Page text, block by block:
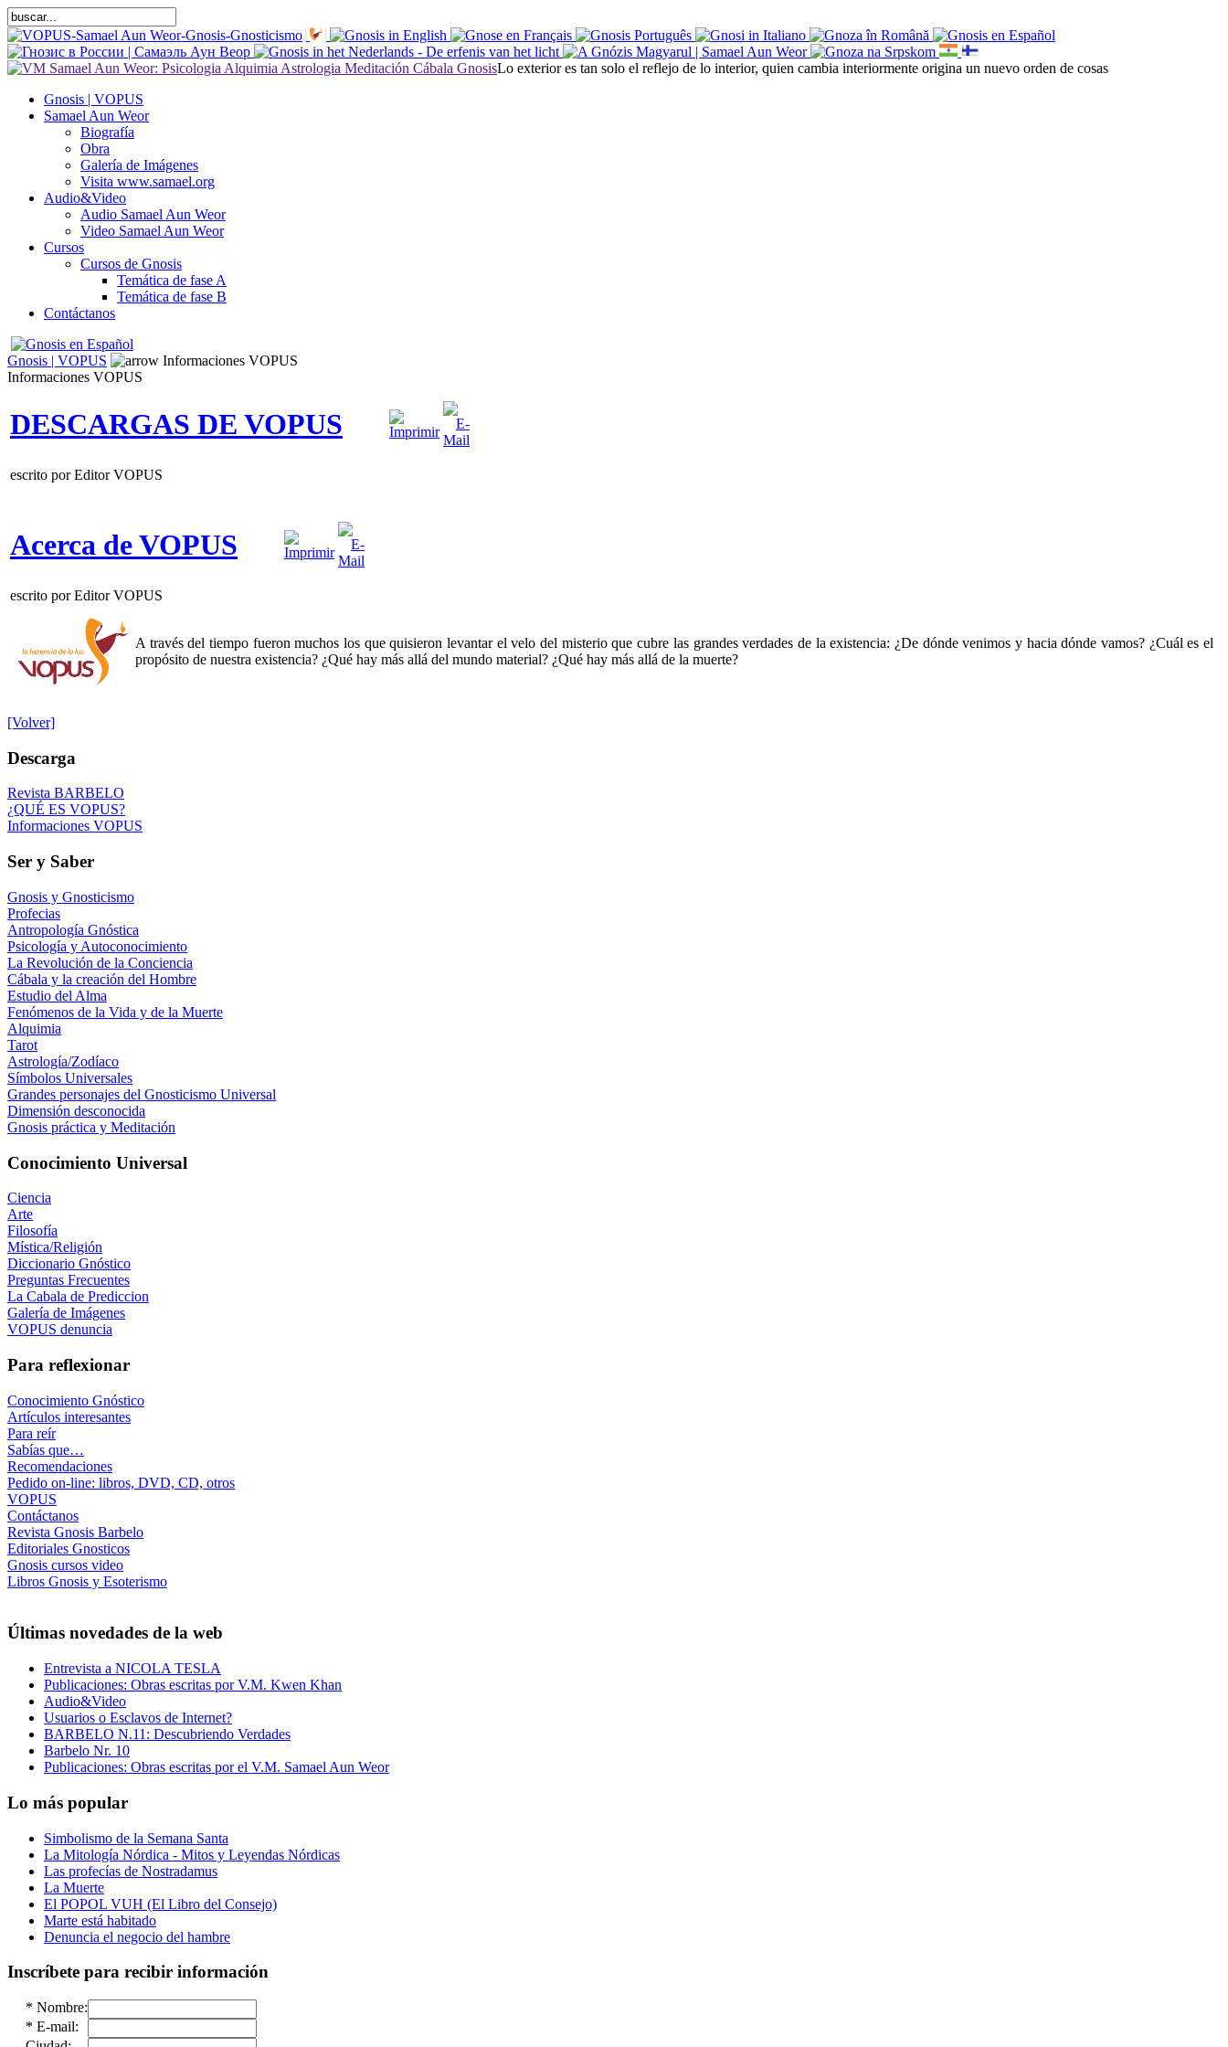
Lo exterior es tan solo el reflejo de lo interior, quien cambia interiormente origina un nuevo orden de cosas
Gnosis | VOPUS
Samael Aun Weor
Biografía
Obra
Galería de Imágenes
Visita www.samael.org
Audio&Video
Audio Samael Aun Weor
Video Samael Aun Weor
Cursos
Cursos de Gnosis
Temática de fase A
Temática de fase B
Contáctanos
Gnosis | VOPUS
Informaciones VOPUS
Informaciones VOPUS
DESCARGAS DE VOPUS
escrito por Editor VOPUS
Acerca de VOPUS
escrito por Editor VOPUS
A través del tiempo fueron muchos los que quisieron levantar el velo del misterio que cubre las grandes verdades de la existencia: ¿De dónde venimos y hacia dónde vamos? ¿Cuál es el
propósito de nuestra existencia? ¿Qué hay más allá del mundo material? ¿Qué hay más allá de la muerte?
[Volver]
Descarga
Revista BARBELO
¿QUÉ ES VOPUS?
Informaciones VOPUS
Ser y Saber
Gnosis y Gnosticismo
Profecias
Antropología Gnóstica
Psicología y Autoconocimiento
La Revolución de la Conciencia
Cábala y la creación del Hombre
Estudio del Alma
Fenómenos de la Vida y de la Muerte
Alquimia
Tarot
Astrología/Zodíaco
Símbolos Universales
Grandes personajes del Gnosticismo Universal
Dimensión desconocida
Gnosis práctica y Meditación
Conocimiento Universal
Ciencia
Arte
Filosofía
Mística/Religión
Diccionario Gnóstico
Preguntas Frecuentes
La Cabala de Prediccion
Galería de Imágenes
VOPUS denuncia
Para reflexionar
Conocimiento Gnóstico
Artículos interesantes
Para reír
Sabías que…
Recomendaciones
Pedido on-line: libros, DVD, CD, otros
VOPUS
Contáctanos
Revista Gnosis Barbelo
Editoriales Gnosticos
Gnosis cursos video
Libros Gnosis y Esoterismo
Últimas novedades de la web
Entrevista a NICOLA TESLA
Publicaciones: Obras escritas por V.M. Kwen Khan
Audio&Video
Usuarios o Esclavos de Internet?
BARBELO N.11: Descubriendo Verdades
Barbelo Nr. 10
Publicaciones: Obras escritas por el V.M. Samael Aun Weor
Lo más popular
Simbolismo de la Semana Santa
La Mitología Nórdica - Mitos y Leyendas Nórdicas
Las profecías de Nostradamus
La Muerte
El POPOL VUH (El Libro del Consejo)
Marte está habitado
Denuncia el negocio del hambre
Inscríbete para recibir información
* Nombre:
* E-mail: